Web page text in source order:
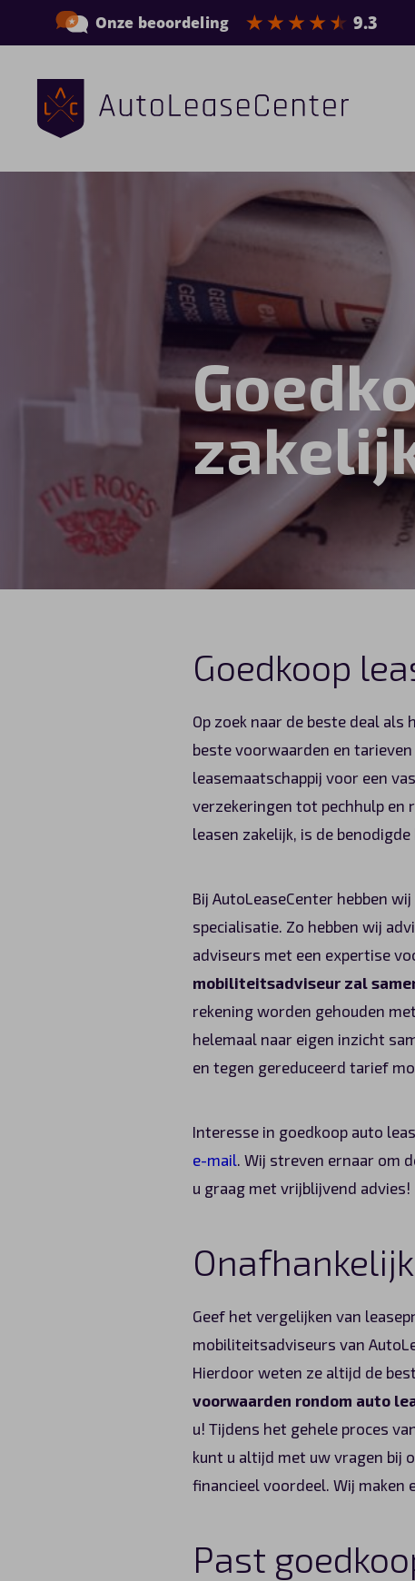
Goedkoop
Op zoek naar de beste deal als
beste voorwaarden en
leasemaatschappij voor een
verzekeringen tot pechhulp en
leasen zakelijk, is de
Bij AutoLeaseCenter hebben wij
specialisatie. Zo hebben wij
adviseurs met een expertise
mobiliteitsadviseur zal
rekening worden gehouden
helemaal naar eigen inzicht
en tegen gereduceerd tarief
Interesse in goedkoop auto
e-mail . Wij streven ernaar om
u graag met vrijblijvend advies!
Geef het vergelijken van
mobiliteitsadviseurs van
Hierdoor weten ze altijd de
voorwaarden rondom auto
u! Tijdens het gehele proces
kunt u altijd met uw vragen bij
financieel voordeel. Wij maken
Past
Vragen?